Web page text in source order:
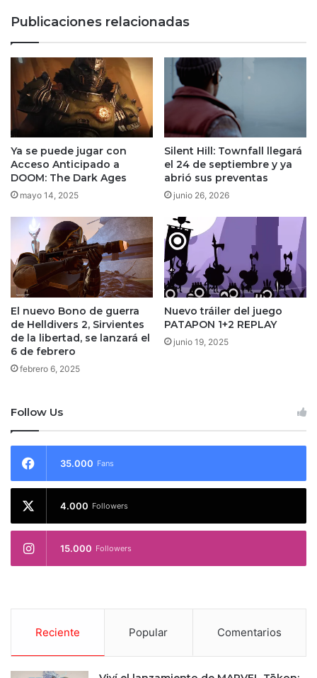
Publicaciones relacionadas
Ya se puede jugar con
Acceso Anticipado a
DOOM: The Dark Ages
mayo 14, 2025
Silent Hill: Townfall llegará
el 24 de septiembre y ya
abrió sus preventas
junio 26, 2026
El nuevo Bono de guerra
de Helldivers 2, Sirvientes
de la libertad, se lanzará el
6 de febrero
febrero 6, 2025
Nuevo tráiler del juego
PATAPON 1+2 REPLAY
junio 19, 2025
Follow Us
35.000 Fans
4.000 Followers
15.000 Followers
Reciente Popular Comentarios